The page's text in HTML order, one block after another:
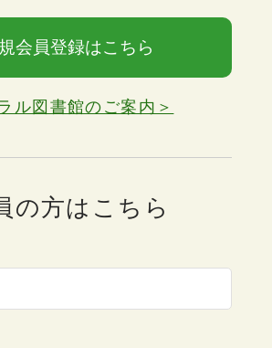
会員登録はこちら
ル図書館のご案内＞
の方はこちら